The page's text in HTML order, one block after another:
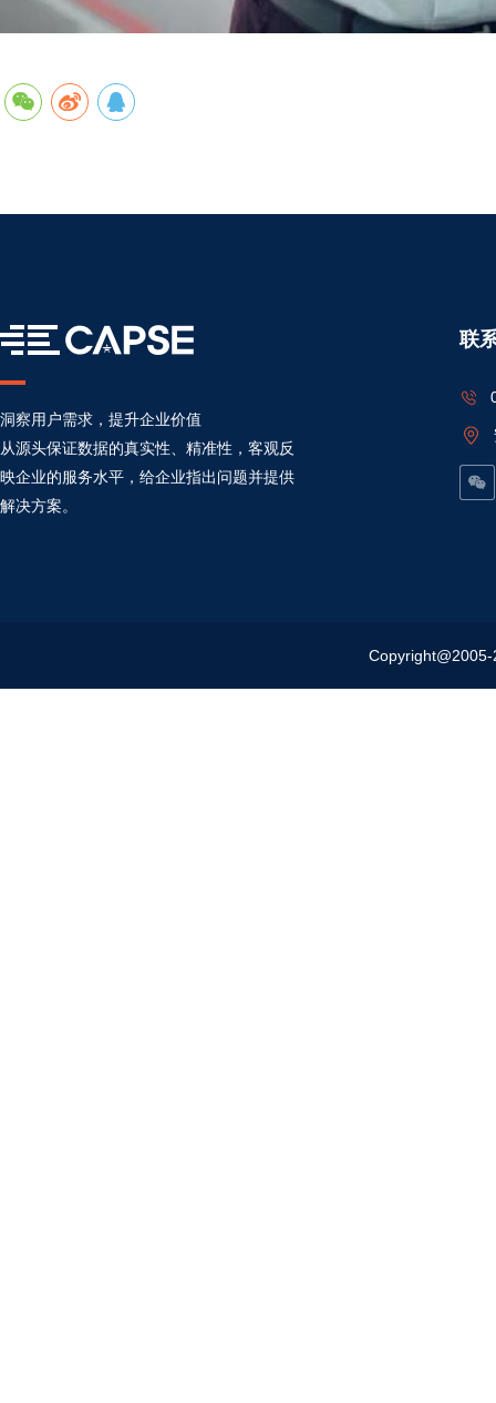
洞察用户需求，提升企业价值
从源头保证数据的真实性、精准性，客观反
映企业的服务水平，给企业指出问题并提供
解决方案。
联